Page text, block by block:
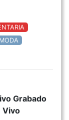
Grabado
Vivo